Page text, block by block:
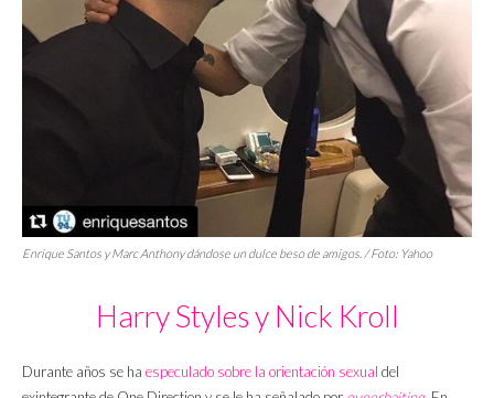
Enrique Santos y Marc Anthony dándose un dulce beso de amigos. / Foto: Yahoo
Harry Styles y Nick Kroll
Durante años se ha especulado sobre la orientación sexual del